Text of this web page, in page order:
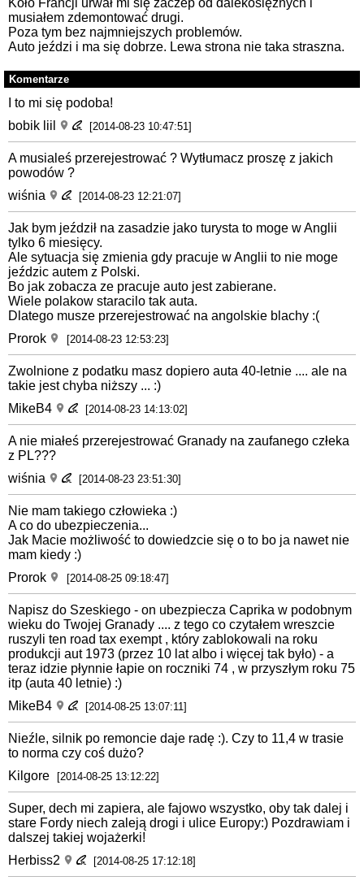
Koło Francji urwał mi się zaczep od dalekosiężnych i
musiałem zdemontować drugi.
Poza tym bez najmniejszych problemów.
Auto jeździ i ma się dobrze. Lewa strona nie taka straszna.
Komentarze
I to mi się podoba!
bobik liil
[2014-08-23 10:47:51]
A musialeś przerejestrować ? Wytłumacz proszę z jakich
powodów ?
wiśnia
[2014-08-23 12:21:07]
Jak bym jeździł na zasadzie jako turysta to moge w Anglii
tylko 6 miesięcy.
Ale sytuacja się zmienia gdy pracuje w Anglii to nie moge
jeździc autem z Polski.
Bo jak zobacza ze pracuje auto jest zabierane.
Wiele polakow staracilo tak auta.
Dlatego musze przerejestrować na angolskie blachy :(
Prorok
[2014-08-23 12:53:23]
Zwolnione z podatku masz dopiero auta 40-letnie .... ale na
takie jest chyba niższy ... :)
MikeB4
[2014-08-23 14:13:02]
A nie miałeś przerejestrować Granady na zaufanego człeka
z PL???
wiśnia
[2014-08-23 23:51:30]
Nie mam takiego człowieka :)
A co do ubezpieczenia...
Jak Macie możliwość to dowiedzcie się o to bo ja nawet nie
mam kiedy :)
Prorok
[2014-08-25 09:18:47]
Napisz do Szeskiego - on ubezpiecza Caprika w podobnym
wieku do Twojej Granady .... z tego co czytałem wreszcie
ruszyli ten road tax exempt , który zablokowali na roku
produkcji aut 1973 (przez 10 lat albo i więcej tak było) - a
teraz idzie płynnie łapie on roczniki 74 , w przyszłym roku 75
itp (auta 40 letnie) :)
MikeB4
[2014-08-25 13:07:11]
Nieźle, silnik po remoncie daje radę :). Czy to 11,4 w trasie
to norma czy coś dużo?
Kilgore
[2014-08-25 13:12:22]
Super, dech mi zapiera, ale fajowo wszystko, oby tak dalej i
stare Fordy niech zaleją drogi i ulice Europy:) Pozdrawiam i
dalszej takiej wojażerki!
Herbiss2
[2014-08-25 17:12:18]